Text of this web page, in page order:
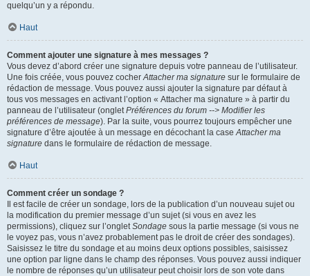
quelqu’un y a répondu.
Haut
Comment ajouter une signature à mes messages ?
Vous devez d’abord créer une signature depuis votre panneau de l’utilisateur.
Une fois créée, vous pouvez cocherAttacher ma signature sur le formulaire de
rédaction de message. Vous pouvez aussi ajouter la signature par défaut à
tous vos messages en activant l’option « Attacher ma signature » à partir du
panneau de l’utilisateur (ongletPréférences du forum --> Modifier les
préférences de message). Par la suite, vous pourrez toujours empêcher une
signature d’être ajoutée à un message en décochant la caseAttacher ma
signature dans le formulaire de rédaction de message.
Haut
Comment créer un sondage ?
Il est facile de créer un sondage, lors de la publication d’un nouveau sujet ou
la modification du premier message d’un sujet (si vous en avez les
permissions), cliquez sur l’ongletSondage sous la partie message (si vous ne
le voyez pas, vous n’avez probablement pas le droit de créer des sondages).
Saisissez le titre du sondage et au moins deux options possibles, saisissez
une option par ligne dans le champ des réponses. Vous pouvez aussi indiquer
le nombre de réponses qu’un utilisateur peut choisir lors de son vote dans